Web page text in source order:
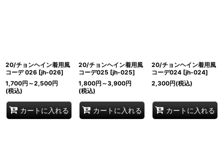
20/チョンヘイン着用風
コーデ 026 [jh-026]
1,700円 ～2,500円
(税込)
カートに入れる
20/チョンヘイン着用風
コーデ025 [jh-025]
1,800円 ～3,900円
(税込)
カートに入れる
20/チョンヘイン着用風
コーデ024 [jh-024]
2,300円(税込)
カートに入れる